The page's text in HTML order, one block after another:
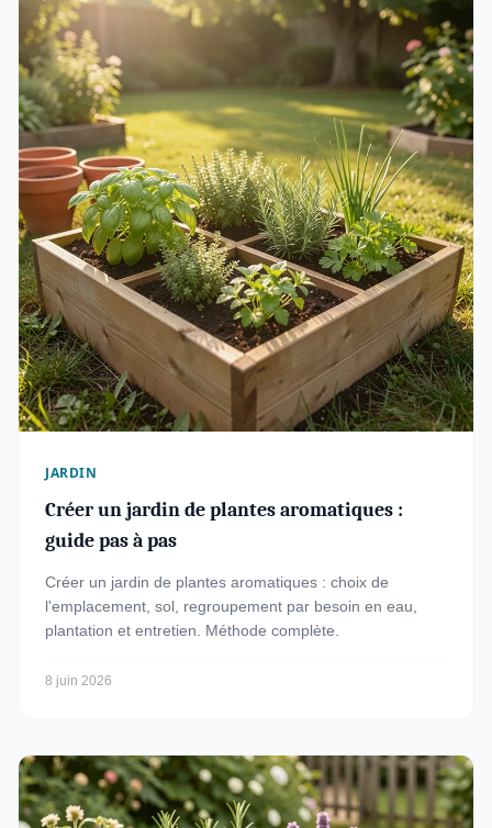
JARDIN
Créer un jardin de plantes aromatiques :
guide pas à pas
Créer un jardin de plantes aromatiques : choix de
l'emplacement, sol, regroupement par besoin en eau,
plantation et entretien. Méthode complète.
8 juin 2026